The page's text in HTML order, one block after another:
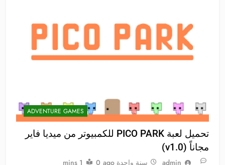
ADVENTURE GAMES
تحميل لعبة PICO PARK للكمبيوتر من ميديا فاير
مجاناً (v1.0)
admin سنة واحدة ago 0
1 mins